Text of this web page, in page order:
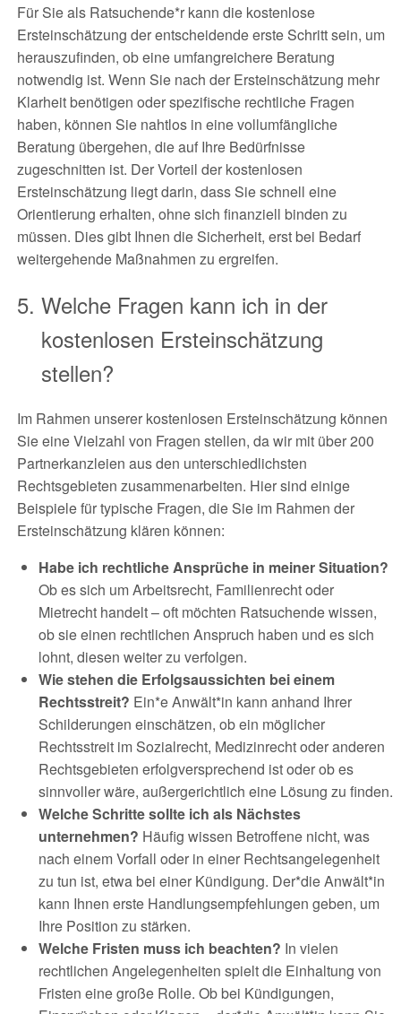
Für Sie als Ratsuchende*r kann die kostenlose
Ersteinschätzung der entscheidende erste Schritt sein, um
herauszufinden, ob eine umfangreichere Beratung
notwendig ist. Wenn Sie nach der Ersteinschätzung mehr
Klarheit benötigen oder spezifische rechtliche Fragen
haben, können Sie nahtlos in eine vollumfängliche
Beratung übergehen, die auf Ihre Bedürfnisse
zugeschnitten ist. Der Vorteil der kostenlosen
Ersteinschätzung liegt darin, dass Sie schnell eine
Orientierung erhalten, ohne sich finanziell binden zu
müssen. Dies gibt Ihnen die Sicherheit, erst bei Bedarf
weitergehende Maßnahmen zu ergreifen.
Welche Fragen kann ich in der
kostenlosen Ersteinschätzung
stellen?
Im Rahmen unserer kostenlosen Ersteinschätzung können
Sie eine Vielzahl von Fragen stellen, da wir mit über 200
Partnerkanzleien aus den unterschiedlichsten
Rechtsgebieten zusammenarbeiten. Hier sind einige
Beispiele für typische Fragen, die Sie im Rahmen der
Ersteinschätzung klären können:
Habe ich rechtliche Ansprüche in meiner Situation?
Ob es sich um Arbeitsrecht, Familienrecht oder
Mietrecht handelt – oft möchten Ratsuchende wissen,
ob sie einen rechtlichen Anspruch haben und es sich
lohnt, diesen weiter zu verfolgen.
Wie stehen die Erfolgsaussichten bei einem
Rechtsstreit? Ein*e Anwält*in kann anhand Ihrer
Schilderungen einschätzen, ob ein möglicher
Rechtsstreit im Sozialrecht, Medizinrecht oder anderen
Rechtsgebieten erfolgversprechend ist oder ob es
sinnvoller wäre, außergerichtlich eine Lösung zu finden.
Welche Schritte sollte ich als Nächstes
unternehmen? Häufig wissen Betroffene nicht, was
nach einem Vorfall oder in einer Rechtsangelegenheit
zu tun ist, etwa bei einer Kündigung. Der*die Anwält*in
kann Ihnen erste Handlungsempfehlungen geben, um
Ihre Position zu stärken.
Welche Fristen muss ich beachten? In vielen
rechtlichen Angelegenheiten spielt die Einhaltung von
Fristen eine große Rolle. Ob bei Kündigungen,